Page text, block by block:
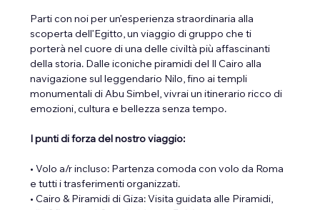
Parti con noi per un’esperienza straordinaria alla
scoperta dell’Egitto, un viaggio di gruppo che ti
porterà nel cuore di una delle civiltà più affascinanti
della storia. Dalle iconiche piramidi del Il Cairo alla
navigazione sul leggendario Nilo, fino ai templi
monumentali di Abu Simbel, vivrai un itinerario ricco di
emozioni, cultura e bellezza senza tempo.
I punti di forza del nostro viaggio:
• Volo a/r incluso: Partenza comoda con volo da Roma
e tutti i trasferimenti organizzati.
• Cairo & Piramidi di Giza: Visita guidata alle Piramidi,